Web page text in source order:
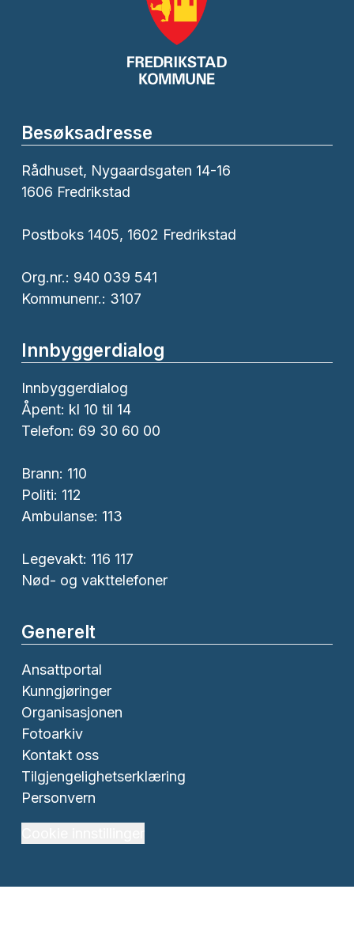
Besøksadresse
Rådhuset, Nygaardsgaten 14-16
1606 Fredrikstad
Postboks 1405, 1602 Fredrikstad
Org.nr.: 940 039 541
Kommunenr.: 3107
Innbyggerdialog
Innbyggerdialog
Åpent: kl 10 til 14
Telefon: 69 30 60 00
Brann: 110
Politi: 112
Ambulanse: 113
Legevakt: 116 117
Nød- og vakttelefoner
Generelt
Ansattportal
Kunngjøringer
Organisasjonen
Fotoarkiv
Kontakt oss
Tilgjengelighetserklæring
Personvern